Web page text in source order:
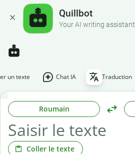
Quillbot
Your AI writing assistant
un texte Chat IA Traduction
Roumain
Coller le texte